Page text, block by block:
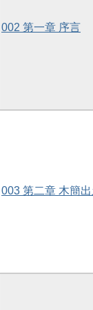
002 第一章 序言
003 第二章 木簡